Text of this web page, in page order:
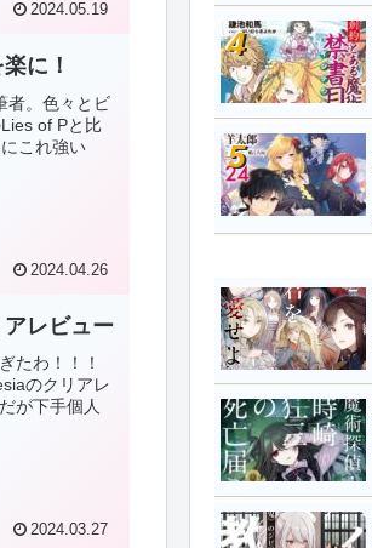
2024.05.19
に！
者。色々とビ
of Pと比
これ強い
2024.04.26
レビュー
たわ！！！
のクリアレ
が下手個人
2024.03.27